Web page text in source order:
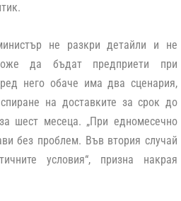
не разкри детайли и не
да бъдат предприети при
него обаче има два сценария,
на доставките за срок до
шест месеца. „При едномесечно
без проблем. Във втория случай
условия“, призна накрая